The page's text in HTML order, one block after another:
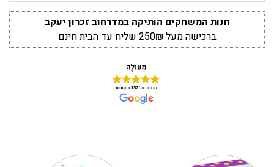
חנות המשחקים הותיקה במדרחוב זכרון יעקב
ברכישה מעל 250₪ שליח עד הבית חינם